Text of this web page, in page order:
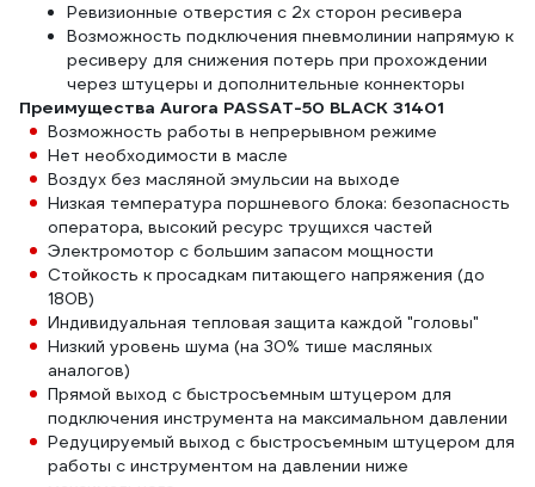
Ревизионные отверстия с 2х сторон ресивера
Возможность подключения пневмолинии напрямую к
ресиверу для снижения потерь при прохождении
через штуцеры и дополнительные коннекторы
Преимущества Aurora PASSAT-50 BLACK 31401
Возможность работы в непрерывном режиме
Нет необходимости в масле
Воздух без масляной эмульсии на выходе
Низкая температура поршневого блока: безопасность
оператора, высокий ресурс трущихся частей
Электромотор с большим запасом мощности
Стойкость к просадкам питающего напряжения (до
180В)
Индивидуальная тепловая защита каждой "головы"
Низкий уровень шума (на 30% тише масляных
аналогов)
Прямой выход с быстросъемным штуцером для
подключения инструмента на максимальном давлении
Редуцируемый выход с быстросъемным штуцером для
работы с инструментом на давлении ниже